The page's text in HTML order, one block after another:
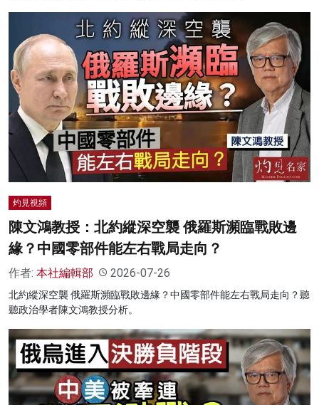
灼見視頻
陳文鴻教授：北約縱深空襲 俄羅斯瀕臨戰敗邊
緣？中國零部件能左右戰局走向？
作者: 本社編輯部 2026-07-26
北約縱深空襲 俄羅斯瀕臨戰敗邊緣？中國零部件能左右戰局走向？聽
聽政治學者陳文鴻教授分析。